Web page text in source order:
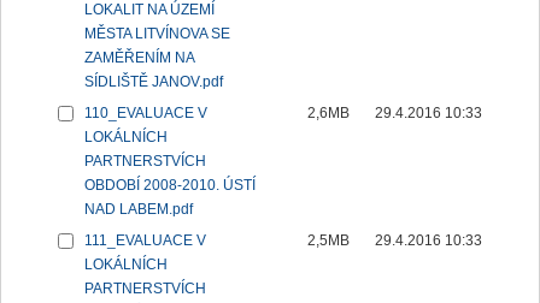
LOKALIT NA ÚZEMÍ
MĚSTA LITVÍNOVA SE
ZAMĚŘENÍM NA
SÍDLIŠTĚ JANOV.pdf
110_EVALUACE V
LOKÁLNÍCH
PARTNERSTVÍCH
OBDOBÍ 2008-2010. ÚSTÍ
NAD LABEM.pdf
2,6MB 29.4.2016 10:33
111_EVALUACE V
LOKÁLNÍCH
PARTNERSTVÍCH
2,5MB 29.4.2016 10:33